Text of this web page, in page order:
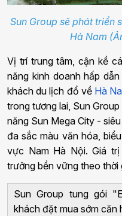
Sun Group sẽ phát triển
Hà Nam
Vị trí trung tâm, cận kề
năng kinh doanh hấp
khách du lịch đổ về Hà
trong tương lai, Sun
năng Sun Mega City -
đa sắc màu văn hóa,
vực Nam Hà Nội. Giá
trưởng bền vững theo thời
Sun Group tung gói
khách đặt mua sớm